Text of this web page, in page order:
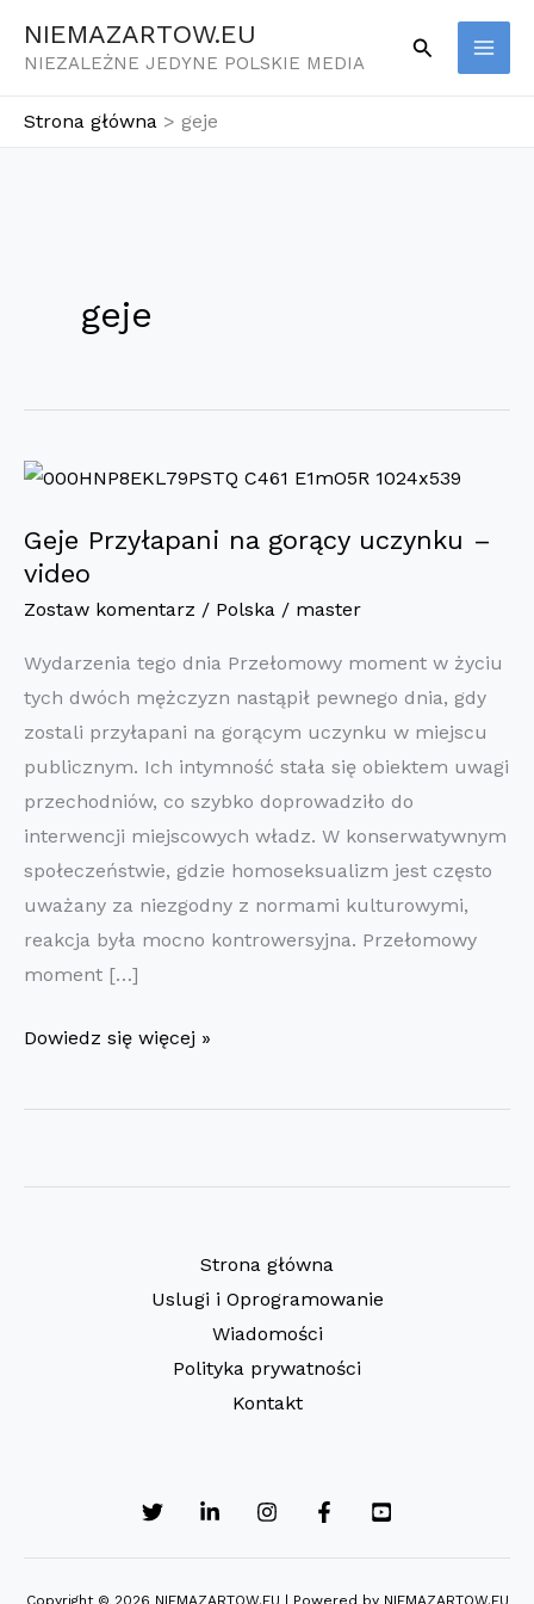
NIEMAZARTOW.EU
NIEZALEŻNE JEDYNE POLSKIE MEDIA
Szukaj
Strona główna geje
geje
Geje Przyłapani na gorący uczynku –
video
Zostaw komentarz / Polska / master
Wydarzenia tego dnia Przełomowy moment w życiu
tych dwóch mężczyzn nastąpił pewnego dnia, gdy
zostali przyłapani na gorącym uczynku w miejscu
publicznym. Ich intymność stała się obiektem uwagi
przechodniów, co szybko doprowadziło do
interwencji miejscowych władz. W konserwatywnym
społeczeństwie, gdzie homoseksualizm jest często
uważany za niezgodny z normami kulturowymi,
reakcja była mocno kontrowersyjna. Przełomowy
moment […]
Geje
na
Dowiedz się więcej »
Strona główna
Uslugi i Oprogramowanie
Wiadomości
Polityka prywatności
Kontakt
Copyright © 2026 NIEMAZARTOW.EU | Powered by NIEMAZARTOW.EU